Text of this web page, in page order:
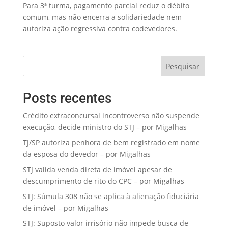
Para 3ª turma, pagamento parcial reduz o débito
comum, mas não encerra a solidariedade nem
autoriza ação regressiva contra codevedores.
Pesquisar
Posts recentes
Crédito extraconcursal incontroverso não suspende
execução, decide ministro do STJ – por Migalhas
TJ/SP autoriza penhora de bem registrado em nome
da esposa do devedor – por Migalhas
STJ valida venda direta de imóvel apesar de
descumprimento de rito do CPC – por Migalhas
STJ: Súmula 308 não se aplica à alienação fiduciária
de imóvel – por Migalhas
STJ: Suposto valor irrisório não impede busca de